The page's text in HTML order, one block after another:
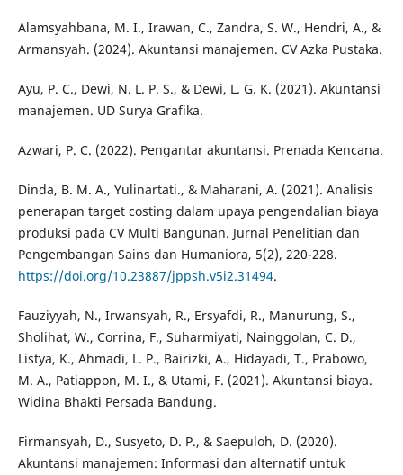
Alamsyahbana, M. I., Irawan, C., Zandra, S. W., Hendri, A., &
Armansyah. (2024). Akuntansi manajemen. CV Azka Pustaka.
Ayu, P. C., Dewi, N. L. P. S., & Dewi, L. G. K. (2021). Akuntansi
manajemen. UD Surya Grafika.
Azwari, P. C. (2022). Pengantar akuntansi. Prenada Kencana.
Dinda, B. M. A., Yulinartati., & Maharani, A. (2021). Analisis
penerapan target costing dalam upaya pengendalian biaya
produksi pada CV Multi Bangunan. Jurnal Penelitian dan
Pengembangan Sains dan Humaniora, 5(2), 220-228.
https://doi.org/10.23887/jppsh.v5i2.31494.
Fauziyyah, N., Irwansyah, R., Ersyafdi, R., Manurung, S.,
Sholihat, W., Corrina, F., Suharmiyati, Nainggolan, C. D.,
Listya, K., Ahmadi, L. P., Bairizki, A., Hidayadi, T., Prabowo,
M. A., Patiappon, M. I., & Utami, F. (2021). Akuntansi biaya.
Widina Bhakti Persada Bandung.
Firmansyah, D., Susyeto, D. P., & Saepuloh, D. (2020).
Akuntansi manajemen: Informasi dan alternatif untuk